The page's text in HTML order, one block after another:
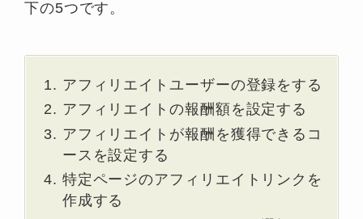
下の5つです。
アフィリエイトユーザーの登録をする
アフィリエイトの報酬額を設定する
アフィリエイトが報酬を獲得できるコ
ースを設定する
特定ページのアフィリエイトリンクを
作成する